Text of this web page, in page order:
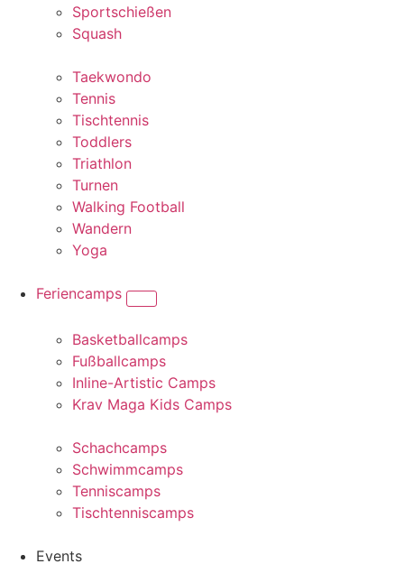
Sportschießen
Squash
Taekwondo
Tennis
Tischtennis
Toddlers
Triathlon
Turnen
Walking Football
Wandern
Yoga
Feriencamps
Basketballcamps
Fußballcamps
Inline-Artistic Camps
Krav Maga Kids Camps
Schachcamps
Schwimmcamps
Tenniscamps
Tischtenniscamps
Events